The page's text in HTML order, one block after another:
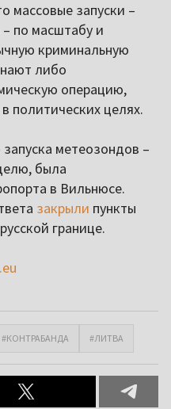
массовые запуски –
по масштабу и
криминальную
либо
операцию,
политических целях.
метеозондов –
была
в Вильнюсе.
закрыли пункты
границе.
#КОНТРАБАНДА #ЛИТВА